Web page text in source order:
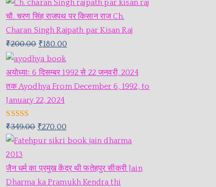
चौ. चरण सिंह राजपथ पर किसान राज Ch.
Charan Singh Rajpath par Kisan Raj
₹200.00 ₹180.00
अयोध्याः 6 दिसम्बर 1992 से 22 जनवरी, 2024
तक Ayodhya From December 6, 1992, to
January 22, 2024
Rated5.00
out of 5
₹349.00 ₹270.00
जैन धर्म का प्रमुख केंद्र थी फतेहपुर सीकरी Jain
Dharma ka Pramukh Kendra thi